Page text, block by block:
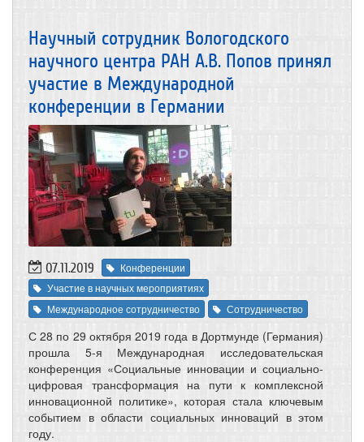
Научный сотрудник Вологодского
научного центра РАН А.В. Попов принял
участие в Международной
конференции в Германии
07.11.2019
Конференции
Участие в научных мероприятиях
Международное сотрудничество
Сотрудничество
С 28 по 29 октября 2019 года в Дортмунде (Германия)
прошла 5-я Международная исследовательская
конференция «Социальные инновации и социально-
цифровая трансформация на пути к комплексной
инновационной политике», которая стала ключевым
событием в области социальных инноваций в этом
году.